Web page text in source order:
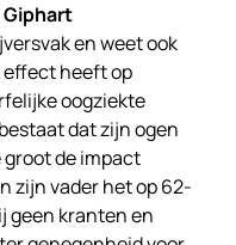
Giphart
en weet ook
effect heeft op
oogziekte
dat zijn ogen
groot de impact
zijn vader het op 62-
geen kranten en